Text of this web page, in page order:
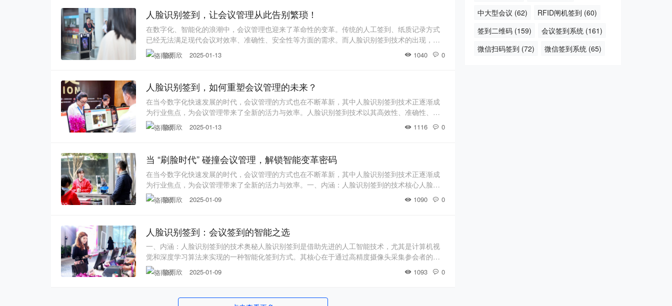
人脸识别签到，让会议管理从此告别繁琐！
在数字化、智能化的浪潮中，会议管理也迎来了革命性的变革。传统的人工签到、纸质记录方式
已经无法满足现代会议对效率、准确性、安全性等方面的需求。而人脸识别签到技术的出现，则
以其高效、便捷、安全的特点，为会议管理带来了全新的解决方案，让会议管理从此告别繁琐。
人脸识别签到技术是一种基于人工智能算法和深度学习技术的身份验证方式。它通过捕捉和分析
骆雨欣 2025-01-13 1040 0
人脸识别签到，如何重塑会议管理的未来？
在当今数字化快速发展的时代，会议管理的方式也在不断革新，其中人脸识别签到技术正逐渐成
为行业焦点，为会议管理带来了全新的活力与效率。人脸识别签到技术以其高效性、准确性、安
全性、用户体验友好以及数据记录与分析等显著优势，正在逐步重塑会议管理的未来。本文将深
入探讨人脸识别签到技术如何改变会议管理流程，提升会议品质，以及为会议组织者和参与者带
骆雨欣 2025-01-13 1116 0
当 “刷脸时代” 碰撞会议管理，解锁智能变革密码
在当今数字化快速发展的时代，会议管理的方式也在不断革新，其中人脸识别签到技术正逐渐成
为行业焦点，为会议管理带来了全新的活力与效率。一、内涵：人脸识别签到的技术核心人脸识
别签到是基于先进的计算机视觉技术和深度学习算法构建而成的智能化签到体系。在会议现场，
专业的高清摄像头会迅速捕捉参会者的面部图像，这些图像数据会即刻传输至后台系统。系统凭
骆雨欣 2025-01-09 1090 0
人脸识别签到：会议签到的智能之选
一、内涵：人脸识别签到的技术奥秘人脸识别签到是借助先进的人工智能技术，尤其是计算机视
觉和深度学习算法来实现的一种智能化签到方式。其核心在于通过高精度摄像头采集参会者的面
部图像，这些图像信息会被迅速传输至后台系统。 系统运用深度学习算法，深度分析人脸的诸多
关键特征，例如五官的形状、位置、比例关系，以及面部的纹理细节等。随后，将所捕捉到的人
骆雨欣 2025-01-09 1093 0
中大型会议 (62) RFID闸机签到 (60)
签到二维码(159) 会议签到系统(161)
微信扫码签到 (72) 微信签到系统(65)